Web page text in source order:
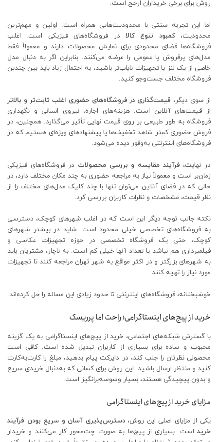
روش برای برخی خریداران ارجح است.
اما این تجربه سنتی با محدودیت‌هایی همراه است. اولین و مهم‌ترین
محدودیت،کمبود تنوع کالا در فروشگاه‌های فیزیکی است. اغلب
فروشگاه‌ها فضای محدودی برای نمایش محصولات دارند و معمولاً فقط
مدل‌های پرفروش یا عمومی را عرضه می‌کنند. بنابراین اگر به دنبال مدل
خاصی از یک لنز یا تجهیزات نایاب‌تر باشید، به احتمال زیاد باید بین چندین
فروشگاه مختلف جست‌وجو کنید.
از سوی دیگر، قیمت‌گذاری در فروشگاه‌های حضوری اغلب ثابت‌تر و بالاتر
از قیمت‌های آنلاین است. هزینه‌های اجاره، نیروی انسانی و نگهداری
فروشگاه به طور طبیعی بر روی قیمت نهایی تأثیر می‌گذارد. همچنین، در
فروش حضوری کمتر شاهد تخفیف‌ها یا پیشنهادهای ویژه‌ای هستیم که در
فروشگاه‌های اینترنتی به‌وفور دیده می‌شود.
در نهایت، فرآیند مقایسه و بررسی محصولات در فروشگاه‌های فیزیکی
زمان‌بر است و معمولاً نیاز به مراجعه حضوری به چند مکان مختلف دارد، در
حالی که در فضای آنلاین می‌توان تنها با چند کلیک مدل‌های مختلف را از
نظر قیمت، مشخصات و نظرات کاربران بررسی کرد.
نکته جالب توجه دیگر این است که در اغلب شهرهای کوچک، دسترسی
به فروشگاه‌های تخصصی خیلی محدود است. شاید در بیشتر شهرهای
کوچک، حتی یک فروشگاه تخصصی در حوزه تجهیزات عکاسی و
فیلمبرداری هم نباشد یا تعداد آنها خیلی کم است. به ناچار، مشتریان باید
به شهرهای بزرگتر و در اکثر مواقع به شهر تهران مراجعه کنند تا تجهیزات
مورد نیاز را تهیه کنند.
خوشبختانه، فروشگاه‌های اینترنتی تا حدود زیادی این مساله را حل کرده‌اند.
خرید از پیج‌های اینستاگرامی؛ راحت اما پرریسک
با گسترش شبکه‌های اجتماعی، خرید از پیج‌های اینستاگرامی به یک گزینه
محبوب و ساده برای بسیاری از کاربران تبدیل شده است. کافی است
محصولی نظرتان را جلب کند، در دایرکت پیام بدهید، مبلغ را کارت‌به‌کارت
کنید و منتظر ارسال باشید. این روش برای کسانی که به‌دنبال خریدی سریع
و بدون پیچیدگی هستند، بسیار وسوسه‌برانگیز است.
مزایای خرید از پیج‌های اینستاگرامی
یکی از مزایای اصلی این روش،دسترس‌پذیری آسان و سریع بودن فرآیند
خرید است. بسیاری از پیج‌ها به صورت چت‌محور کار می‌کنند و خریدار